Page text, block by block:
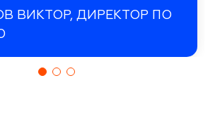
ВИКТОР, ДИРЕКТОР ПО